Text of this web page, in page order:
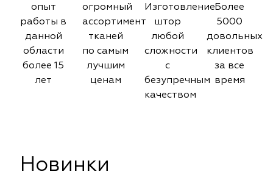
опыт
работы в
данной
области
более 15
лет
огромный
ассортимент
тканей
по самым
лучшим
ценам
Изготовление
штор
любой
сложности
с
безупречным
качеством
Более
5000
довольных
клиентов
за все
время
Новинки